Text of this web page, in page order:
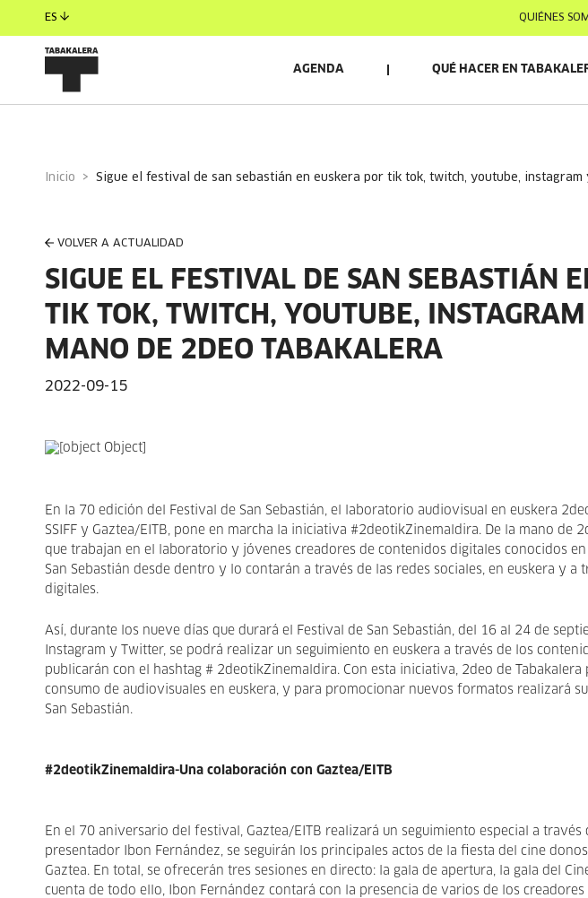
ES QUIÉNES
AGENDA QUÉ HACER EN
Inicio sigue el festival de san sebastián en euskera por tik tok, twitch, youtube,
VOLVER A ACTUALIDAD
SIGUE EL FESTIVAL DE SAN SEBASTIÁN
TIK TOK, TWITCH, YOUTUBE,
MANO DE 2DEO TABAKALERA
2022-09-15
En la 70 edición del Festival de San Sebastián, el laboratorio audiovisual en euskera
SSIFF y Gaztea/EITB, pone en marcha la iniciativa #2deotikZinemaldira. De la mano de
que trabajan en el laboratorio y jóvenes creadores de contenidos digitales conocidos
San Sebastián desde dentro y lo contarán a través de las redes sociales, en euskera y
digitales.
Así, durante los nueve días que durará el Festival de San Sebastián, del 16 al 24 de
Instagram y Twitter, se podrá realizar un seguimiento en euskera a través de los
publicarán con el hashtag # 2deotikZinemaldira. Con esta iniciativa, 2deo de
consumo de audiovisuales en euskera, y para promocionar nuevos formatos realizará
San Sebastián.
#2deotikZinemaldira-Una colaboración con Gaztea/EITB
En el 70 aniversario del festival, Gaztea/EITB realizará un seguimiento especial a través
presentador Ibon Fernández, se seguirán los principales actos de la fiesta del cine
Gaztea. En total, se ofrecerán tres sesiones en directo: la gala de apertura, la gala del
cuenta de todo ello, Ibon Fernández contará con la presencia de varios de los